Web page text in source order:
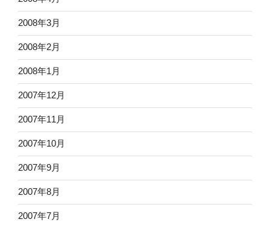
2008年3月
2008年2月
2008年1月
2007年12月
2007年11月
2007年10月
2007年9月
2007年8月
2007年7月